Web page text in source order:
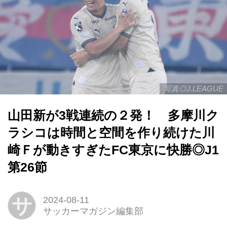
写真◎J.LEAGUE
山田新が3戦連続の２発！ 多摩川ク
ラシコは時間と空間を作り続けた川
崎Ｆが動きすぎたFC東京に快勝◎J1
第26節
サ
2024-08-11
サッカーマガジン編集部